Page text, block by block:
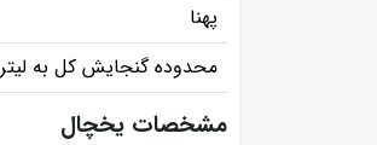
پهنا
محدوده گنجایش کل به لیتر
مشخصات یخچال